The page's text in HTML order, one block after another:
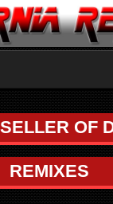
OF
REMIXES